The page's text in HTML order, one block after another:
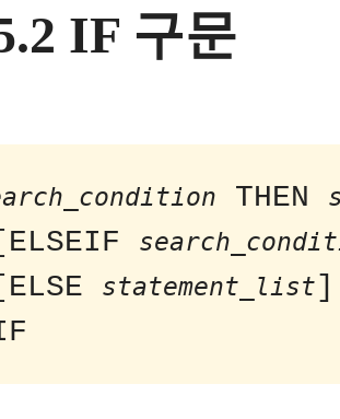
IF 구문
THEN
[ELSEIF
[ELSE
statement_list]